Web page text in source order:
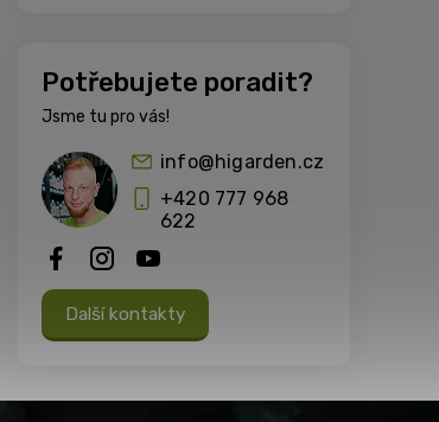
Potřebujete poradit?
Jsme tu pro vás!
info@higarden.cz
+420 777 968
622
Další kontakty